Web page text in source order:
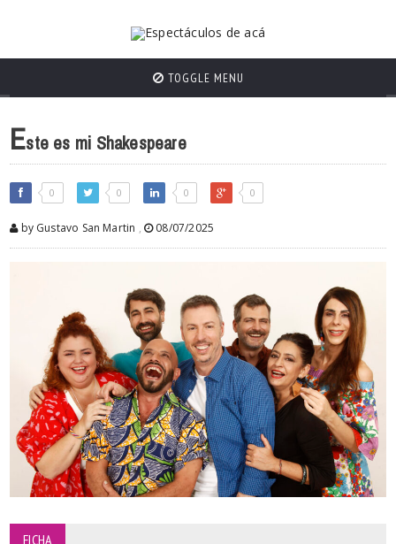
TOGGLE MENU
Este es mi Shakespeare
0 0 0 0
by Gustavo San Martin , 08/07/2025
FICHA